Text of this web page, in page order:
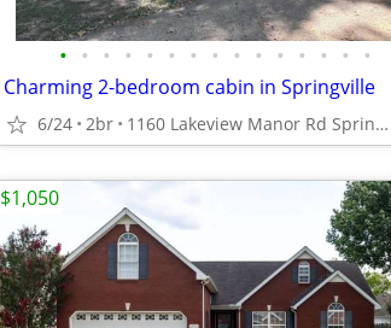
• • • • • • • • • • • • • • •
Charming 2-bedroom cabin in Springville
6/24 2br 1160 Lakeview Manor Rd Springville, TN 38256
$1,050